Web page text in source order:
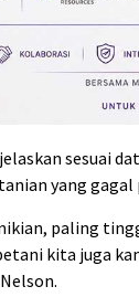
sesuai
yang
paling
kita juga